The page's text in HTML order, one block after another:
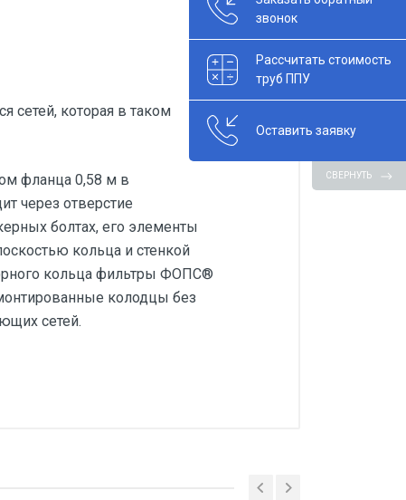
сетей, которая в таком
фланца 0,58 м в
через отверстие
болтах, его элементы
кольца и стенкой
кольца фильтры ФОПС®
колодцы без
сетей.
звонок
Рассчитать стоимость
труб ППУ
Оставить заявку
СВЕРНУТЬ